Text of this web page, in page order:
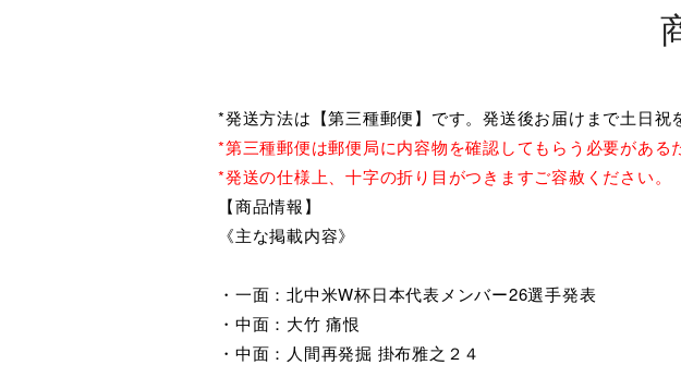
*発送方法は【第三種郵便】です。発送後お届けまで土日祝
*第三種郵便は郵便局に内容物を確認してもらう必要がある
*発送の仕様上、十字の折り目がつきますご容赦ください。
【商品情報】
《主な掲載内容》
・一面：北中米W杯日本代表メンバー26選手発表
・中面：大竹 痛恨
・中面：人間再発掘 掛布雅之２４